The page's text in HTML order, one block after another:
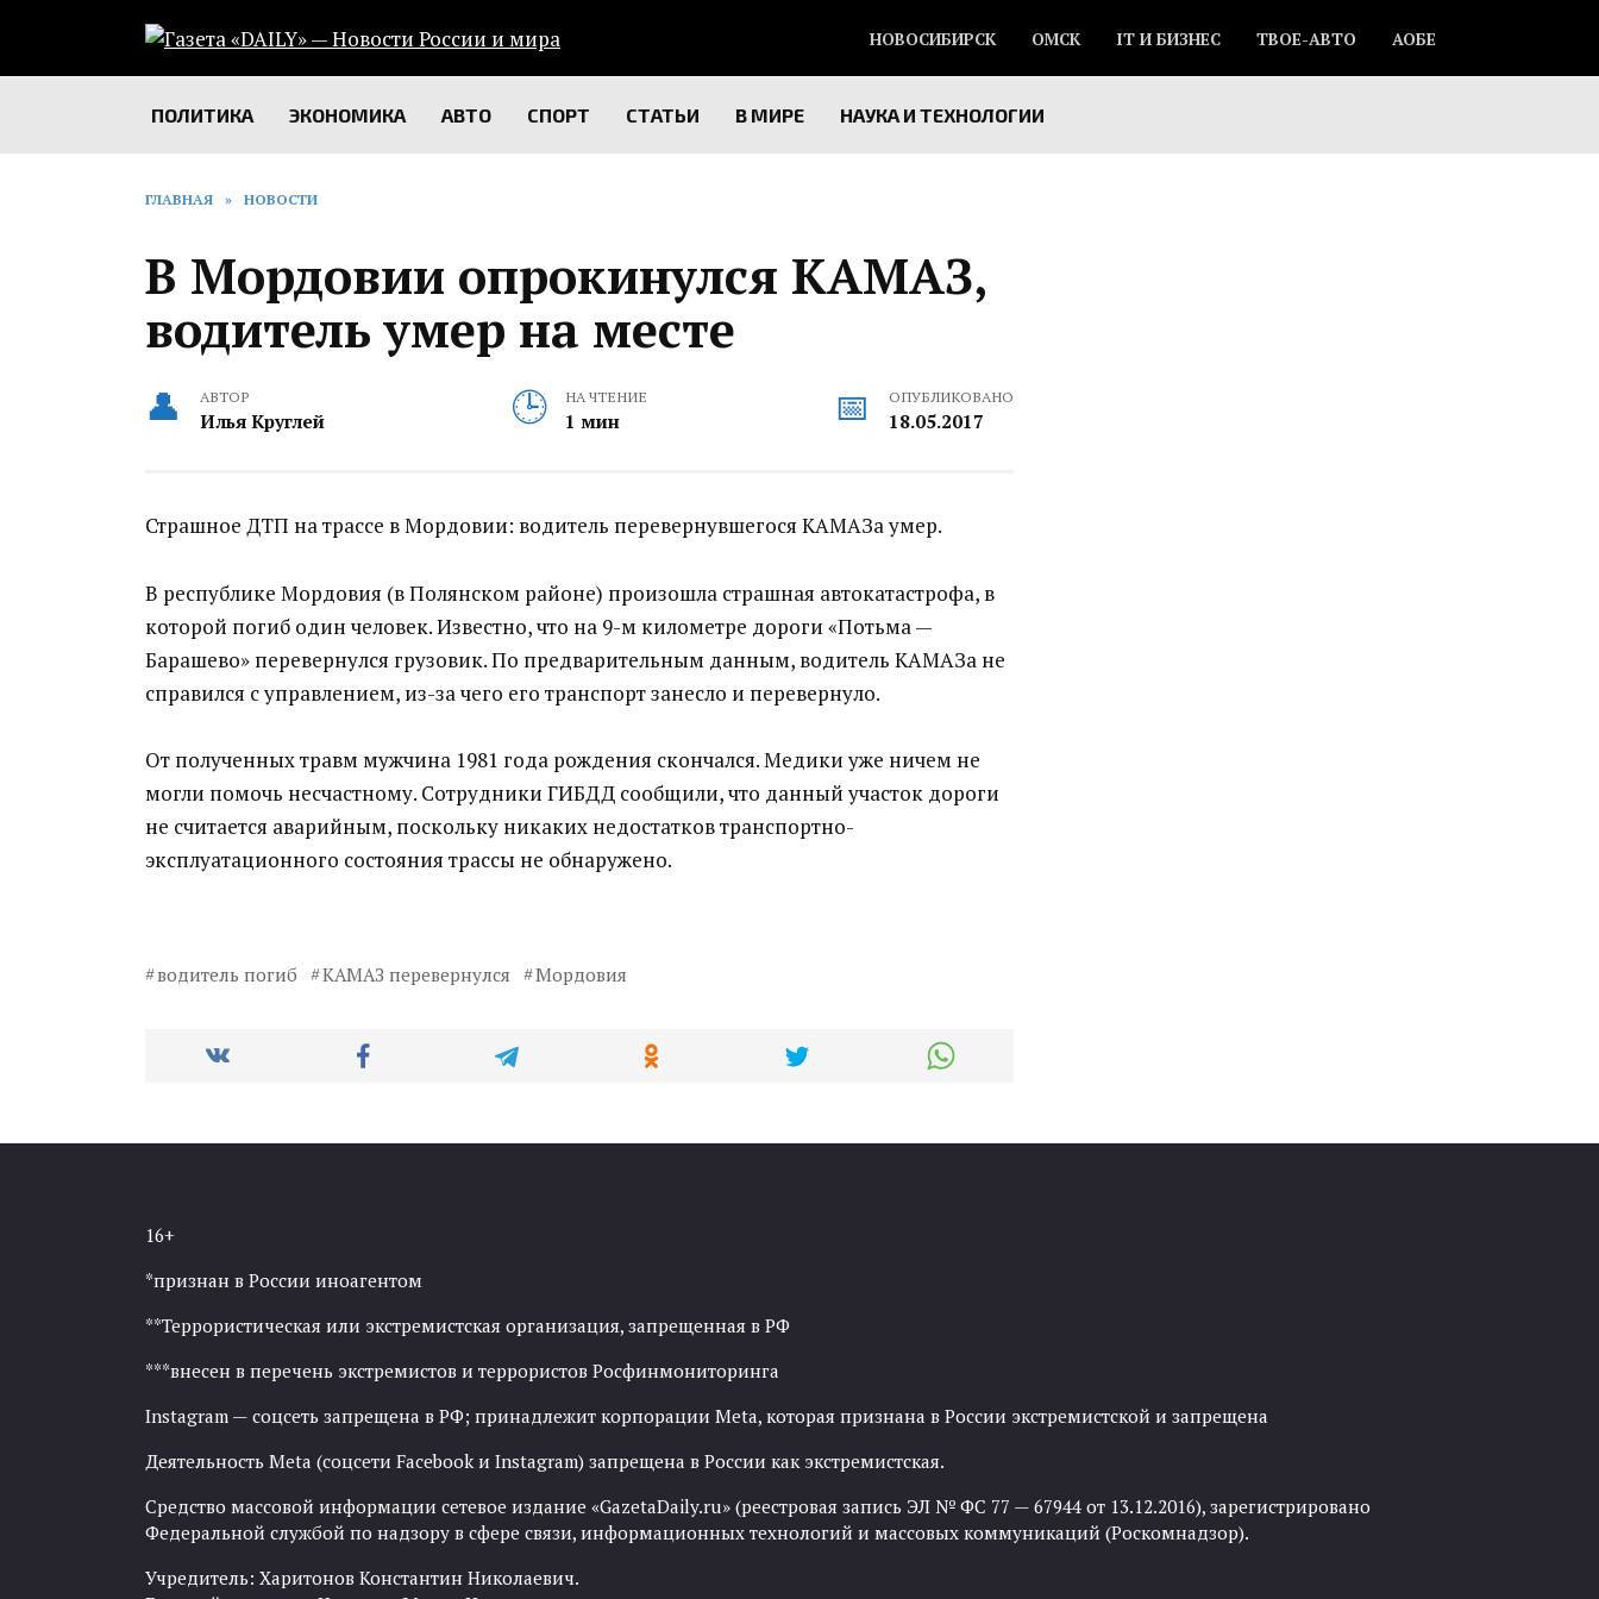
содержанию
НОВОСИБИРСК ОМСК IT И БИЗНЕС ТВОЕ-АВТО АОБЕ
ПОЛИТИКА ЭКОНОМИКА АВТО СПОРТ СТАТЬИ В МИРЕ НАУКА И ТЕХНОЛОГИИ
ГЛАВНАЯ » НОВОСТИ
В Мордовии опрокинулся КАМАЗ,
водитель умер на месте
АВТОР
Илья Круглей
НА ЧТЕНИЕ
1 мин
ОПУБЛИКОВАНО
18.05.2017
Страшное ДТП на трассе в Мордовии: водитель перевернувшегося КАМАЗа умер.
В республике Мордовия (в Полянском районе) произошла страшная автокатастрофа, в
которой погиб один человек. Известно, что на 9-м километре дороги «Потьма —
Барашево» перевернулся грузовик. По предварительным данным, водитель КАМАЗа не
справился с управлением, из-за чего его транспорт занесло и перевернуло.
От полученных травм мужчина 1981 года рождения скончался. Медики уже ничем не
могли помочь несчастному. Сотрудники ГИБДД сообщили, что данный участок дороги
не считается аварийным, поскольку никаких недостатков транспортно-
эксплуатационного состояния трассы не обнаружено.
водитель погиб КАМАЗ перевернулся Мордовия
16+
*признан в России иноагентом
**Террористическая или экстремистская организация, запрещенная в РФ
***внесен в перечень экстремистов и террористов Росфинмониторинга
Instagram — соцсеть запрещена в РФ; принадлежит корпорации Meta, которая признана в России экстремистской и запрещена
Деятельность Meta (соцсети Facebook и Instagram) запрещена в России как экстремистская.
Средство массовой информации сетевое издание «GazetaDaily.ru» (реестровая запись ЭЛ № ФС 77 — 67944 от 13.12.2016), зарегистрировано
Федеральной службой по надзору в сфере связи, информационных технологий и массовых коммуникаций (Роскомнадзор).
Учредитель: Харитонов Константин Николаевич.